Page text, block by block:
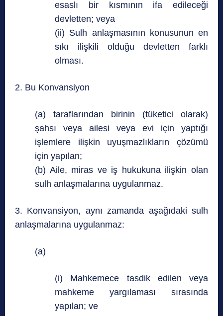
esaslı bir kısmının ifa edileceği
devletten; veya
(ii) Sulh anlaşmasının konusunun en
sıkı ilişkili olduğu devletten farklı
olması.
2. Bu Konvansiyon
(a) taraflarından birinin (tüketici olarak)
şahsı veya ailesi veya evi için yaptığı
işlemlere ilişkin uyuşmazlıkların çözümü
için yapılan;
(b) Aile, miras ve iş hukukuna ilişkin olan
sulh anlaşmalarına uygulanmaz.
3. Konvansiyon, aynı zamanda aşağıdaki sulh
anlaşmalarına uygulanmaz:
(a)
(i) Mahkemece tasdik edilen veya
mahkeme yargılaması sırasında
yapılan; ve